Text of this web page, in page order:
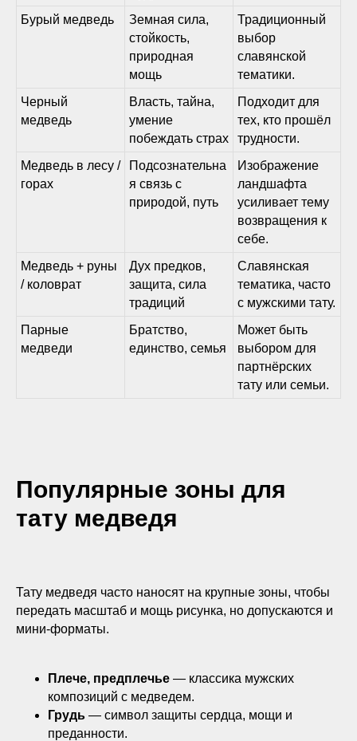
Бурый медведь
Земная сила,
стойкость,
природная
мощь
Традиционный
выбор
славянской
тематики.
Черный
медведь
Власть, тайна,
умение
побеждать страх
Подходит для
тех, кто прошёл
трудности.
Медведь в лесу /
горах
Подсознательна
я связь с
природой, путь
Изображение
ландшафта
усиливает тему
возвращения к
себе.
Медведь + руны
/ коловрат
Дух предков,
защита, сила
традиций
Славянская
тематика, часто
с мужскими тату.
Парные
медведи
Братство,
единство, семья
Может быть
выбором для
партнёрских
тату или семьи.
Популярные зоны для
тату медведя
Тату медведя часто наносят на крупные зоны, чтобы
передать масштаб и мощь рисунка, но допускаются и
мини-форматы.
Плече, предплечье — классика мужских
композиций с медведем.
Грудь — символ защиты сердца, мощи и
преданности.